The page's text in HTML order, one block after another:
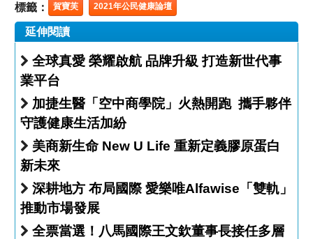
標籤： 賀寶芙 2021年公民健康論壇
延伸閱讀
全球真愛 榮耀啟航 品牌升級 打造新世代事
業平台
加捷生醫「空中商學院」火熱開跑 攜手夥伴
守護健康生活加紛
美商新生命 New U Life 重新定義膠原蛋白
新未來
深耕地方 布局國際 愛樂唯Alfawise「雙軌」
推動市場發展
全票當選！八馬國際王文欽董事長接任多層